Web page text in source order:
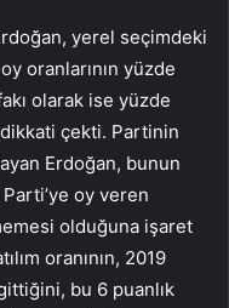
yerel seçimdeki
oranlarının yüzde
olarak ise yüzde
dikkati çekti. Partinin
Erdoğan, bunun
oy veren
olduğuna işaret
oranının, 2019
bu 6 puanlık